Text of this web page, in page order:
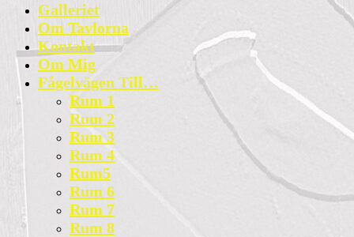
Galleriet
Om Tavlorna
Kontakt
Om Mig
Fågelvägen Till…
Rum 1
Rum 2
Rum 3
Rum 4
Rum5
Rum 6
Rum 7
Rum 8